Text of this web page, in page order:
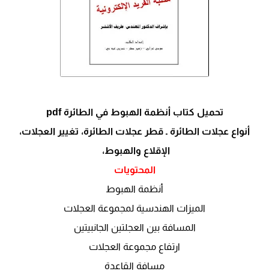
تحميل كتاب أنظمة الهبوط في الطائرة pdf
أنواع عجلات الطائرة ـ قطر عجلات الطائرة، تغيير العجلات،
الإقلاع والهبوط،
المحتويات
أنظمة الهبوط
الميزات الهندسية لمجموعة العجلات
المسافة بين العجلتين الجانبيتين
ارتفاع مجموعة العجلات
مسافة القاعدة